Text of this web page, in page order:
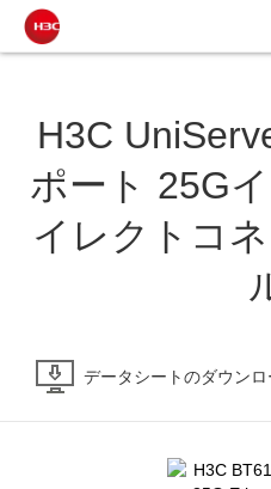
H3C
ポート 25G
イレクトコ
データシートのダウンロ